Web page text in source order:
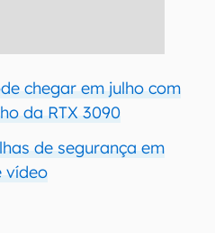
chegar em julho com
da RTX 3090
de segurança em
vídeo